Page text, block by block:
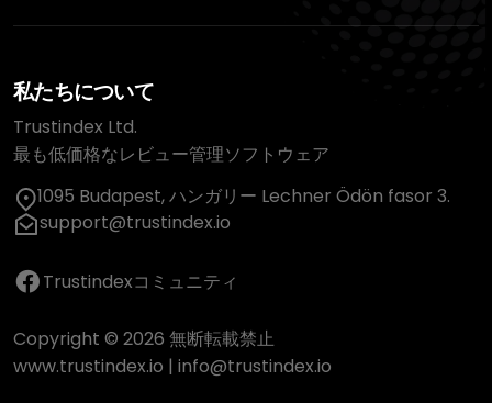
私たちについて
Trustindex Ltd.
最も低価格なレビュー管理ソフトウェア
1095 Budapest, ハンガリー Lechner Ödön fasor 3.
support@trustindex.io
Trustindexコミュニティ
Copyright © 2026 無断転載禁止
www.trustindex.io | info@trustindex.io